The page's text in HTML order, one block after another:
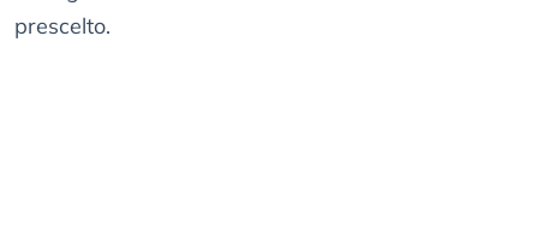
prescelto.